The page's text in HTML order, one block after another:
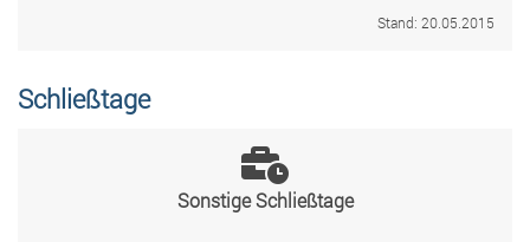
Stand: 20.05.2015
Schließtage
Sonstige Schließtage